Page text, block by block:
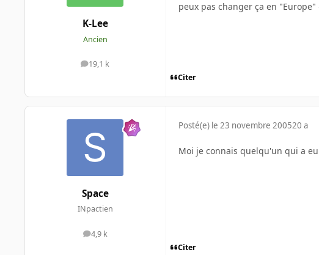
K-Lee
Ancien
19,1 k
messages
peux pas changer ça en
Citer
Space
INpactien
4,9 k
messages
Posté(e) le 23 novembre 200520 a
Moi je connais quelqu'un qui a
Citer